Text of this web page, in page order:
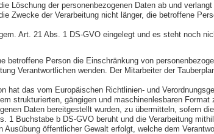
Löschung der personenbezogenen Daten ab und
Zwecke der Verarbeitung nicht länger, die betroffene
Art. 21 Abs. 1 DS-GVO eingelegt und es steht noch
betroffene Person die Einschränkung von
Verantwortlichen wenden. Der Mitarbeiter der
hat das vom Europäischen Richtlinien- und
strukturierten, gängigen und maschinenlesbaren
Daten bereitgestellt wurden, zu übermitteln, sofern
Buchstabe b DS-GVO beruht und die Verarbeitung
öffentlicher Gewalt erfolgt, welche dem